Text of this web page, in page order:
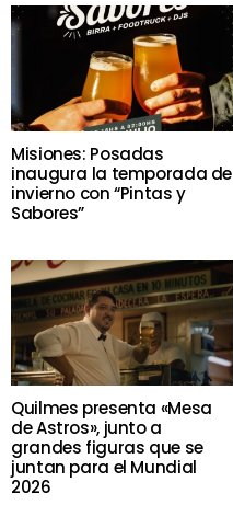
Misiones: Posadas
inaugura la temporada de
invierno con “Pintas y
Sabores”
Quilmes presenta «Mesa
de Astros», junto a
grandes figuras que se
juntan para el Mundial
2026